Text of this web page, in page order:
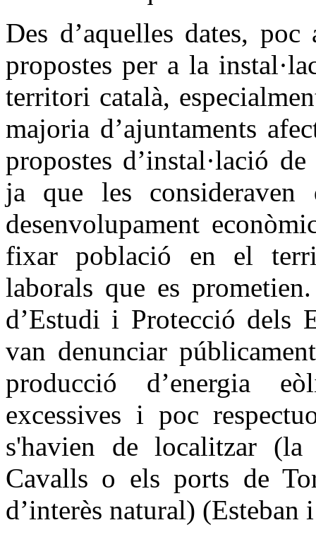
Des d’aquelles dates,
propostes per a la
territori català,
majoria d’ajuntaments
propostes d’instal·lació
ja que les
desenvolupament
fixar població en el
laborals que es
d’Estudi i Protecció dels
van denunciar
producció d’energia
excessives i poc
s'havien de localitzar
Cavalls o els ports de
d’interès natural)